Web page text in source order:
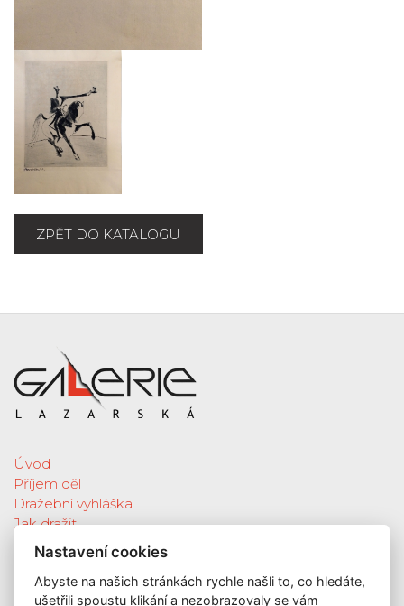
ZPĚT DO KATALOGU
Úvod
Příjem děl
Dražební vyhláška
Jak dražit
Galerie
Katalog vydražených děl
O nás
GDPR
Nastavení cookies
Abyste na našich stránkách rychle našli to, co hledáte,
ušetřili spoustu klikání a nezobrazovaly se vám